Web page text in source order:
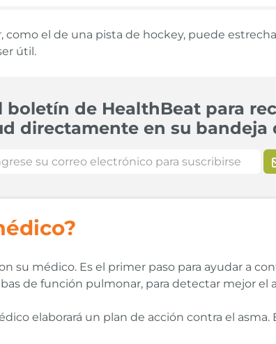
el de una pista de hockey, puede
útil.
boletín de HealthBeat para
directamente en su bandeja
su médico. Es el primer paso para ayudar a
de función pulmonar, para detectar mejor el
elaborará un plan de acción contra el asma.